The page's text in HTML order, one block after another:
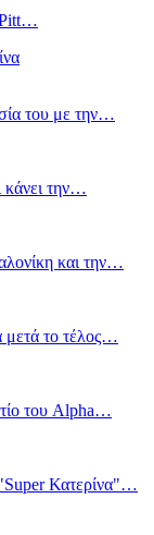
Pitt…
του με την…
κάνει την…
και την…
το τέλος…
του Alpha…
Κατερίνα"…